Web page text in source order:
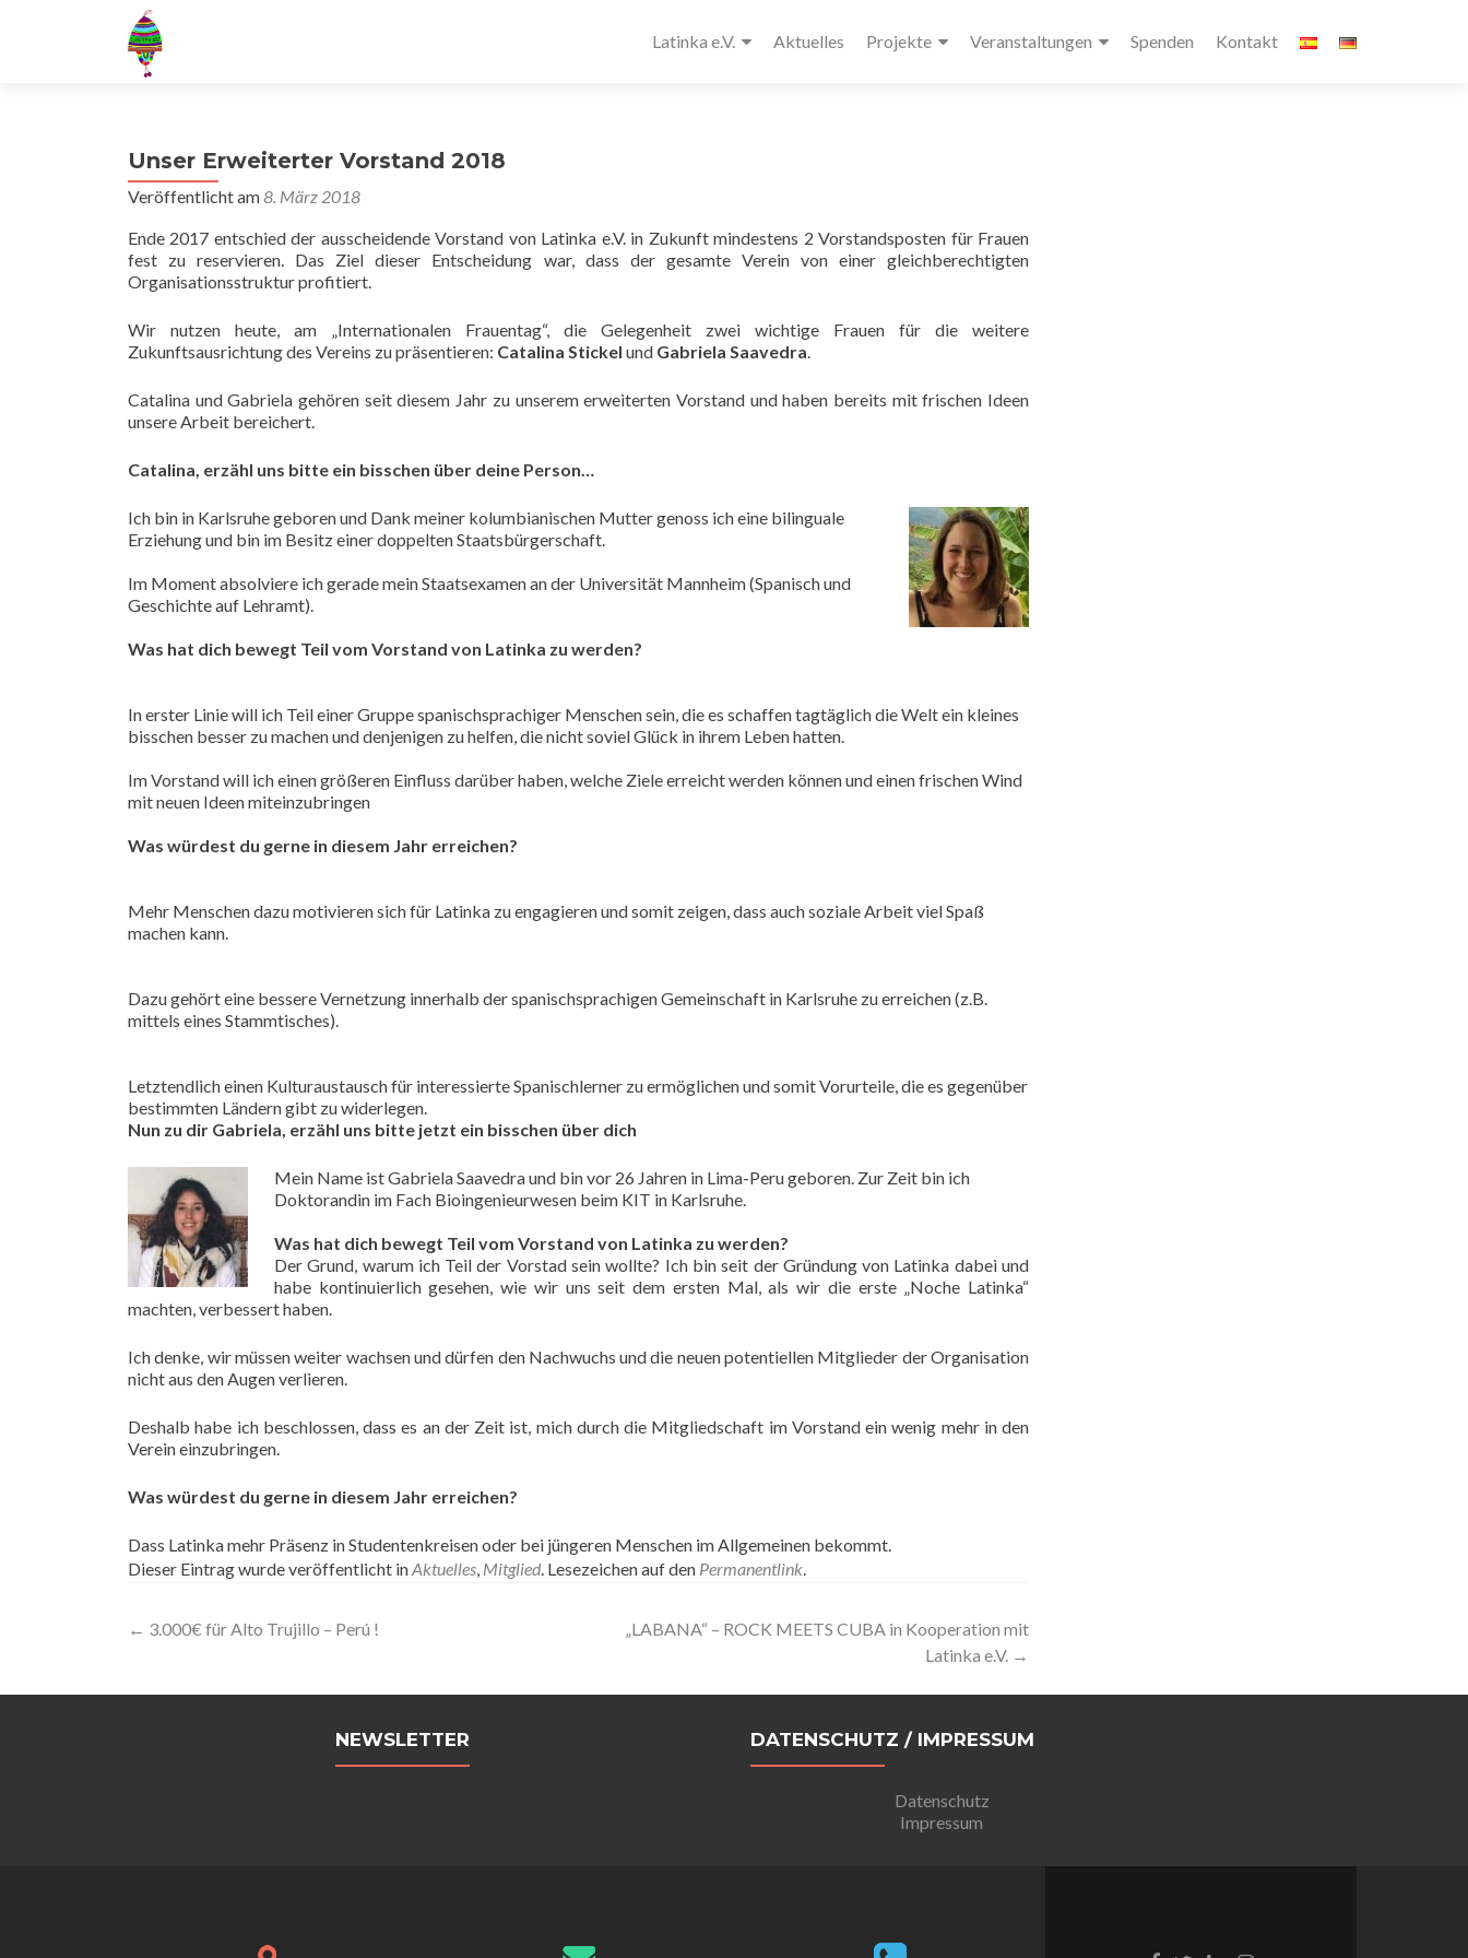
Latinka e.V. Aktuelles Projekte Veranstaltungen Spenden Kontakt
Unser Erweiterter Vorstand 2018
Veröffentlicht am8. März 2018
Ende 2017 entschied der ausscheidende Vorstand von Latinka e.V. in Zukunft mindestens 2 Vorstandsposten für Frauen
fest zu reservieren. Das Ziel dieser Entscheidung war, dass der gesamte Verein von einer gleichberechtigten
Organisationsstruktur profitiert.
Wir nutzen heute, am „Internationalen Frauentag“, die Gelegenheit zwei wichtige Frauen für die weitere
Zukunftsausrichtung des Vereins zu präsentieren: Catalina Stickel und Gabriela Saavedra.
Catalina und Gabriela gehören seit diesem Jahr zu unserem erweiterten Vorstand und haben bereits mit frischen Ideen
unsere Arbeit bereichert.
Catalina, erzähl uns bitte ein bisschen über deine Person…
Ich bin in Karlsruhe geboren und Dank meiner kolumbianischen Mutter genoss ich eine bilinguale
Erziehung und bin im Besitz einer doppelten Staatsbürgerschaft.
Im Moment absolviere ich gerade mein Staatsexamen an der Universität Mannheim (Spanisch und
Geschichte auf Lehramt).
Was hat dich bewegt Teil vom Vorstand von Latinka zu werden?
In erster Linie will ich Teil einer Gruppe spanischsprachiger Menschen sein, die es schaffen tagtäglich die Welt ein kleines
bisschen besser zu machen und denjenigen zu helfen, die nicht soviel Glück in ihrem Leben hatten.
Im Vorstand will ich einen größeren Einfluss darüber haben, welche Ziele erreicht werden können und einen frischen Wind
mit neuen Ideen miteinzubringen
Was würdest du gerne in diesem Jahr erreichen?
Mehr Menschen dazu motivieren sich für Latinka zu engagieren und somit zeigen, dass auch soziale Arbeit viel Spaß
machen kann.
Dazu gehört eine bessere Vernetzung innerhalb der spanischsprachigen Gemeinschaft in Karlsruhe zu erreichen (z.B.
mittels eines Stammtisches).
Letztendlich einen Kulturaustausch für interessierte Spanischlerner zu ermöglichen und somit Vorurteile, die es gegenüber
bestimmten Ländern gibt zu widerlegen.
Nun zu dir Gabriela, erzähl uns bitte jetzt ein bisschen über dich
Mein Name ist Gabriela Saavedra und bin vor 26 Jahren in Lima-Peru geboren. Zur Zeit bin ich
Doktorandin im Fach Bioingenieurwesen beim KIT in Karlsruhe.
Was hat dich bewegt Teil vom Vorstand von Latinka zu werden?
Der Grund, warum ich Teil der Vorstad sein wollte? Ich bin seit der Gründung von Latinka dabei und
habe kontinuierlich gesehen, wie wir uns seit dem ersten Mal, als wir die erste „Noche Latinka“
machten, verbessert haben.
Ich denke, wir müssen weiter wachsen und dürfen den Nachwuchs und die neuen potentiellen Mitglieder der Organisation
nicht aus den Augen verlieren.
Deshalb habe ich beschlossen, dass es an der Zeit ist, mich durch die Mitgliedschaft im Vorstand ein wenig mehr in den
Verein einzubringen.
Was würdest du gerne in diesem Jahr erreichen?
Dass Latinka mehr Präsenz in Studentenkreisen oder bei jüngeren Menschen im Allgemeinen bekommt.
Dieser Eintrag wurde veröffentlicht inAktuelles, Mitglied. Lesezeichen auf den Permanentlink.
Artikel-
← 3.000€ für Alto Trujillo – Perú !
„LABANA“ – ROCK MEETS CUBA in Kooperation mit
Latinka e.V. →
NEWSLETTER DATENSCHUTZ / IMPRESSUM
Datenschutz
Impressum